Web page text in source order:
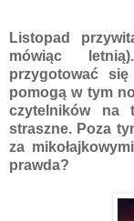
Listopad
mówiąc
przygotować
pomogą w tym
czytelników na
straszne. Poza
za
prawda?